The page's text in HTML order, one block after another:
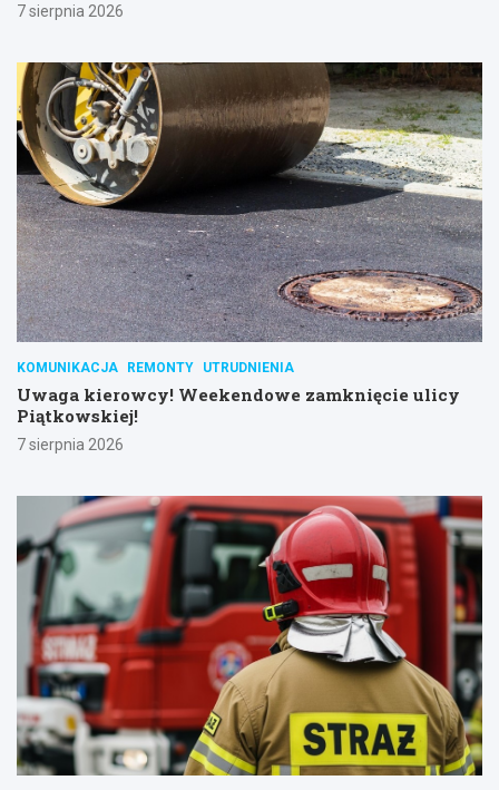
7 sierpnia 2026
KOMUNIKACJA REMONTY UTRUDNIENIA
Uwaga kierowcy! Weekendowe zamknięcie ulicy
Piątkowskiej!
7 sierpnia 2026